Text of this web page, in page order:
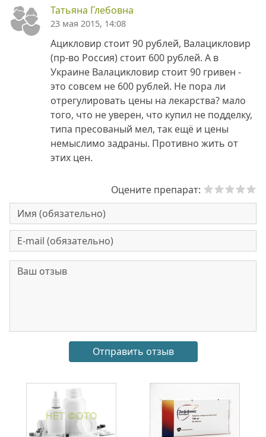
Татьяна Глебовна
23 мая 2015, 14:08
Ацикловир стоит 90 рублей, Валацикловир
(пр-во Россия) стоит 600 рублей. А в
Украине Валацикловир стоит 90 гривен -
это совсем не 600 рублей. Не пора ли
отрегулировать цены на лекарства? мало
того, что не уверен, что купил не подделку,
типа пресованый мел, так ещё и цены
немыслимо задраны. Противно жить от
этих цен.
Оцените препарат: